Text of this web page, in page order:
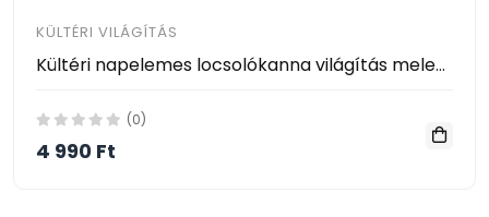
KÜLTÉRI VILÁGÍTÁS
Kültéri napelemes locsolókanna világítás meleg fehér
(0)
4 990 Ft